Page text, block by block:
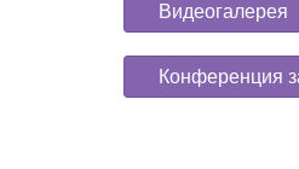
Видеогалерея
Конференция